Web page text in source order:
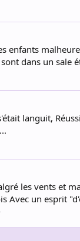
enfants
dans un sale
languit,
les vents et
Avec un esprit